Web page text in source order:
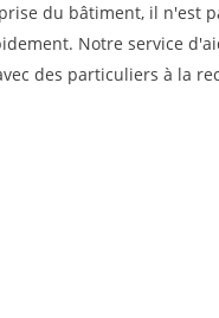
du bâtiment, il n'est
Notre service
des particuliers à la